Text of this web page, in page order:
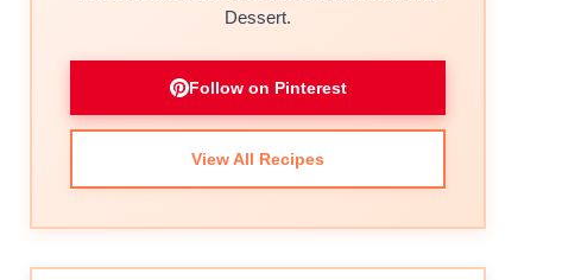
Dessert.
Follow on Pinterest
View All Recipes